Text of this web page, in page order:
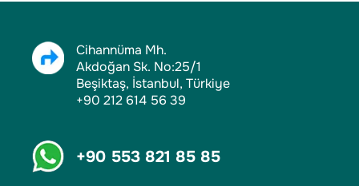
Cihannüma Mh.
Akdoğan Sk. No:25/1
Beşiktaş, İstanbul, Türkiye
+90 212 614 56 39
+90 553 821 85 85